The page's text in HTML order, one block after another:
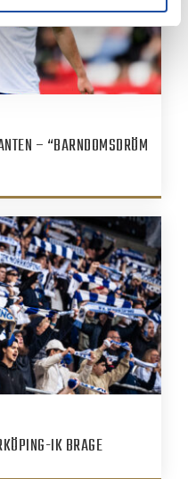
– “BARNDOMSDRÖM
IK BRAGE